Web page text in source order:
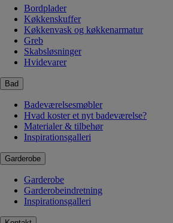
Bordplader
Køkkenskuffer
Køkkenvask og køkkenarmatur
Greb
Skabsløsninger
Hvidevarer
Bad
Badeværelsesmøbler
Hvad koster et nyt badeværelse?
Materialer & tilbehør
Inspirationsgalleri
Garderobe
Garderobe
Garderobeindretning
Inspirationsgalleri